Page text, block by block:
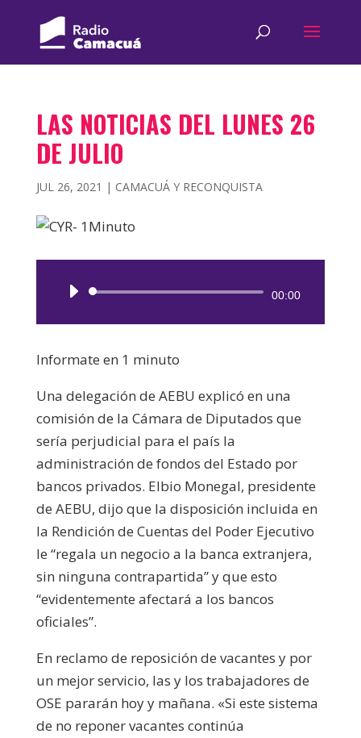
LAS NOTICIAS DEL LUNES 26
DE JULIO
JUL 26, 2021 | CAMACUÁ Y RECONQUISTA
Reproductor
00:00
Informate en 1 minuto
Una delegación de AEBU explicó en una
comisión de la Cámara de Diputados que
sería perjudicial para el país la
administración de fondos del Estado por
bancos privados. Elbio Monegal, presidente
de AEBU, dijo que la disposición incluida en
la Rendición de Cuentas del Poder Ejecutivo
le “regala un negocio a la banca extranjera,
sin ninguna contrapartida” y que esto
“evidentemente afectará a los bancos
oficiales”.
En reclamo de reposición de vacantes y por
un mejor servicio, las y los trabajadores de
OSE pararán hoy y mañana. «Si este sistema
de no reponer vacantes continúa